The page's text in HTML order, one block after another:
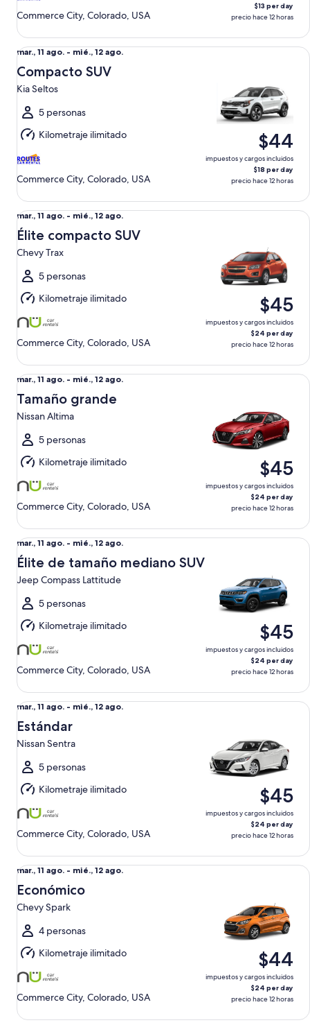
Commerce City, Colorado, USA
$13 per day
precio hace 12 horas
Del
mar.,
11
ago.
al
mié.,
12
ago.
mar., 11 ago. - mié., 12 ago.
Compacto SUV
Kia Seltos
5 personas
Kilometraje ilimitado
Commerce City, Colorado, USA
$44
impuestos y cargos incluidos
$18 per day
precio hace 12 horas
Compacto SUV Kia Seltos
Del
mar.,
11
ago.
al
mié.,
12
ago.
mar., 11 ago. - mié., 12 ago.
Élite compacto SUV
Chevy Trax
5 personas
Kilometraje ilimitado
Commerce City, Colorado, USA
$45
impuestos y cargos incluidos
$24 per day
precio hace 12 horas
Élite compacto SUV Chevy Trax
Del
mar.,
11
ago.
al
mié.,
12
ago.
mar., 11 ago. - mié., 12 ago.
Tamaño grande
Nissan Altima
5 personas
Kilometraje ilimitado
Commerce City, Colorado, USA
$45
impuestos y cargos incluidos
$24 per day
precio hace 12 horas
Tamaño grande Nissan Altima
Del
mar.,
11
ago.
al
mié.,
12
ago.
mar., 11 ago. - mié., 12 ago.
Élite de tamaño mediano SUV
Jeep Compass Lattitude
5 personas
Kilometraje ilimitado
Commerce City, Colorado, USA
$45
impuestos y cargos incluidos
$24 per day
precio hace 12 horas
Élite de tamaño mediano SUV Jeep Compass Lattitude
Del
mar.,
11
ago.
al
mié.,
12
ago.
mar., 11 ago. - mié., 12 ago.
Estándar
Nissan Sentra
5 personas
Kilometraje ilimitado
Commerce City, Colorado, USA
$45
impuestos y cargos incluidos
$24 per day
precio hace 12 horas
Estándar Nissan Sentra
Del
mar.,
11
ago.
al
mié.,
12
ago.
mar., 11 ago. - mié., 12 ago.
Económico
Chevy Spark
4 personas
Kilometraje ilimitado
Commerce City, Colorado, USA
$44
impuestos y cargos incluidos
$24 per day
precio hace 12 horas
Económico Chevy Spark